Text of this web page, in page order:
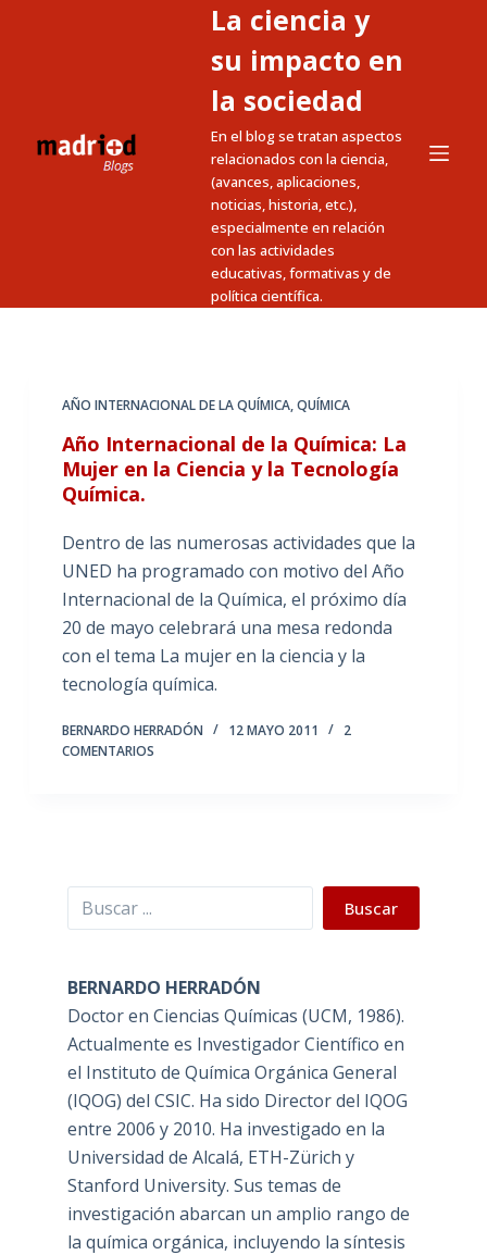
n
La ciencia y
su impacto en
la sociedad
En el blog se tratan aspectos
relacionados con la ciencia,
(avances, aplicaciones,
noticias, historia, etc.),
especialmente en relación
con las actividades
educativas, formativas y de
política científica.
AÑO INTERNACIONAL DE LA QUÍMICA,QUÍMICA
Año Internacional de la Química: La
Mujer en la Ciencia y la Tecnología
Química.
Dentro de las numerosas actividades que la
UNED ha programado con motivo del Año
Internacional de la Química, el próximo día
20 de mayo celebrará una mesa redonda
con el tema La mujer en la ciencia y la
tecnología química.
BERNARDO HERRADÓN 12 MAYO 2011
2
COMENTARIOS
Buscar Buscar
BERNARDO HERRADÓN
Doctor en Ciencias Químicas (UCM, 1986).
Actualmente es Investigador Científico en
el Instituto de Química Orgánica General
(IQOG) del CSIC. Ha sido Director del IQOG
entre 2006 y 2010. Ha investigado en la
Universidad de Alcalá, ETH-Zürich y
Stanford University. Sus temas de
investigación abarcan un amplio rango de
la química orgánica, incluyendo la síntesis